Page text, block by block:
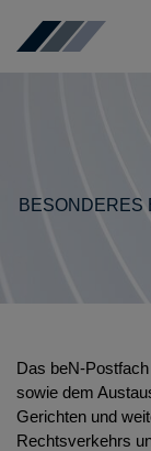
BESONDERES
Das beN-
sowie dem
Gerichten und
Rechtsverkehrs